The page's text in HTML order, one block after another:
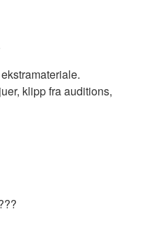
klipp fra auditions,